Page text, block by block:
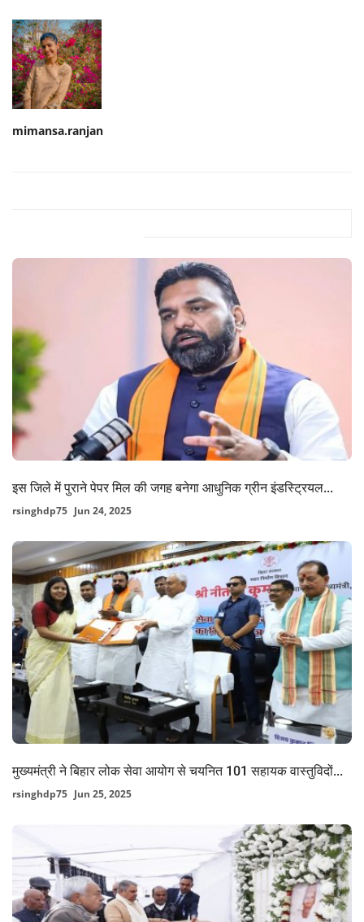
mimansa.ranjan
इस जिले में पुराने पेपर मिल की जगह बनेगा आधुनिक ग्रीन इंडस्ट्रियल...
rsinghdp75 Jun 24, 2025
मुख्यमंत्री ने बिहार लोक सेवा आयोग से चयनित 101 सहायक वास्तुविदों...
rsinghdp75 Jun 25, 2025